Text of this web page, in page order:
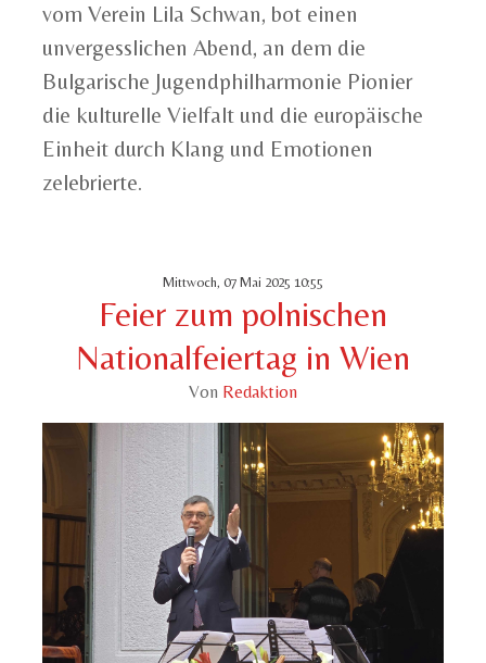
vom Verein Lila Schwan, bot einen
unvergesslichen Abend, an dem die
Bulgarische Jugendphilharmonie Pionier
die kulturelle Vielfalt und die europäische
Einheit durch Klang und Emotionen
zelebrierte.
Mittwoch, 07 Mai 2025 10:55
Feier zum polnischen
Nationalfeiertag in Wien
Von Redaktion